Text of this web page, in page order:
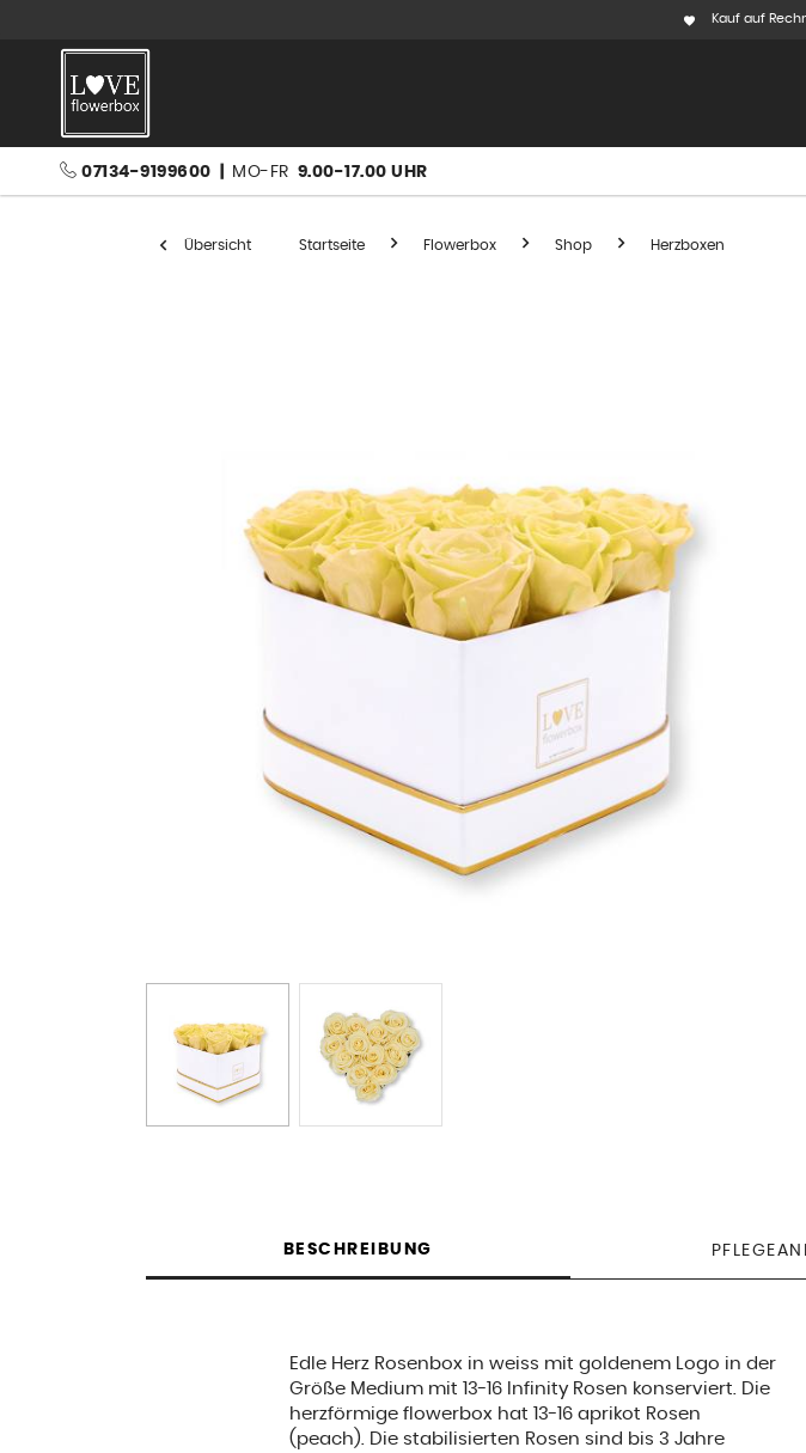
Kauf auf
07134-9199600 MO-FR 9.00-17.00 UHR
Übersicht Startseite Flowerbox Shop Herzboxen
BESCHREIBUNG
Edle Herz Rosenbox in weiss mit goldenem Logo in der
Größe Medium mit 13-16 Infinity Rosen konserviert. Die
herzförmige flowerbox hat 13-16 aprikot Rosen
(peach). Die stabilisierten Rosen sind bis 3 Jahre